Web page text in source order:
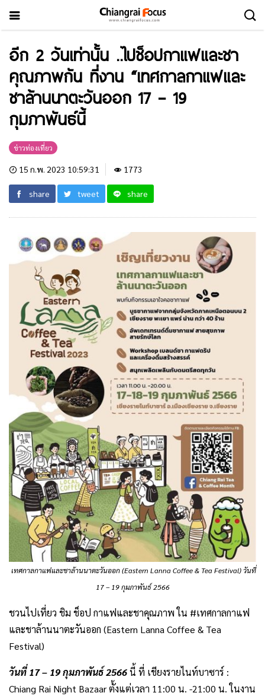
อีก 2 วันเท่านั้น ..ไปช็อปกาแฟและชา
คุณภาพกัน ที่งาน “เทศกาลกาแฟและ
ชาล้านนาตะวันออก 17 – 19
กุมภาพันธ์นี้
ข่าวท่องเที่ยว
15 ก.พ. 2023 10:59:31 1773
share tweet share
เทศกาลกาแฟและชาล้านนาตะวันออก (Eastern Lanna Coffee & Tea Festival) วันที่
17 – 19 กุมภาพันธ์ 2566
ชวนไปเที่ยว ชิม ช็อป กาแฟและชาคุณภาพ ใน #เทศกาลกาแฟ
และชาล้านนาตะวันออก (Eastern Lanna Coffee & Tea
Festival)
วันที่ 17 – 19 กุมภาพันธ์ 2566นี้ ที่ เชียงรายไนท์บาซาร์ :
Chiang Rai Night Bazaar ตั้งแต่เวลา 11:00 น. -21:00 น. ในงาน